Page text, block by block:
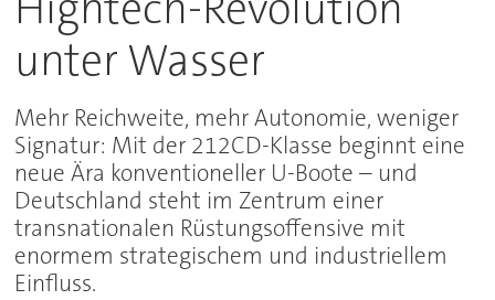
unter Wasser
Mehr Reichweite, mehr Autonomie, weniger
Signatur: Mit der 212CD-Klasse beginnt eine
neue Ära konventioneller U-Boote – und
Deutschland steht im Zentrum einer
transnationalen Rüstungsoffensive mit
enormem strategischem und industriellem
Einfluss.